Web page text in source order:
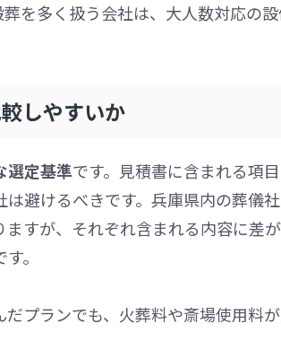
を多く扱う会社は、大人数対応の
しやすいか
選定基準です。見積書に含まれる項
避けるべきです。兵庫県内の葬儀
すが、それぞれ含まれる内容に差が
す。
だプランでも、火葬料や斎場使用料